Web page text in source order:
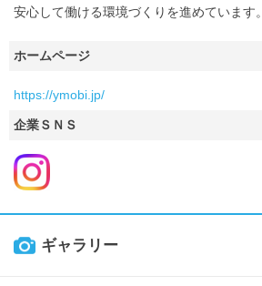
安心して働ける環境づくりを進めています。
ホームページ
https://ymobi.jp/
企業ＳＮＳ
ギャラリー